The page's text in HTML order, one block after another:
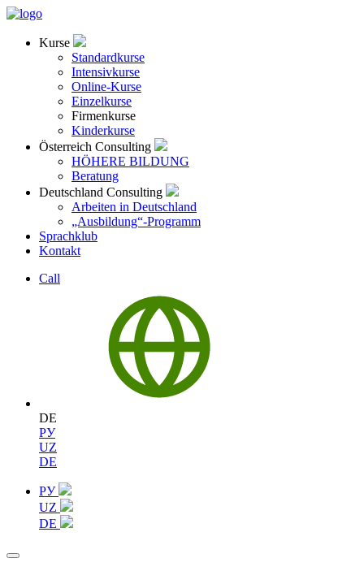
Kurse
Standardkurse
Intensivkurse
Online-Kurse
Einzelkurse
Firmenkurse
Kinderkurse
Österreich Consulting
HÖHERE BILDUNG
Beratung
Deutschland Consulting
Arbeiten in Deutschland
„Ausbildung“-Programm
Sprachklub
Kontakt
Call
DE
РУ
UZ
DE
РУ
UZ
DE